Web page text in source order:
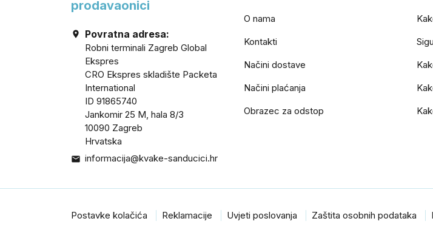
prodavaonici
 Povratna adresa:
Robni terminali Zagreb Global
Ekspres
CRO Ekspres skladište Packeta
International
ID 91865740
Jankomir 25 M, hala 8/3
10090 Zagreb
Hrvatska
 informacija@kvake-sanducici.hr
O nama
Kontakti
Načini dostave
Načini plaćanja
Obrazec za odstop
Postavke kolačića Reklamacije Uvjeti poslovanja Zaštita osobnih podataka